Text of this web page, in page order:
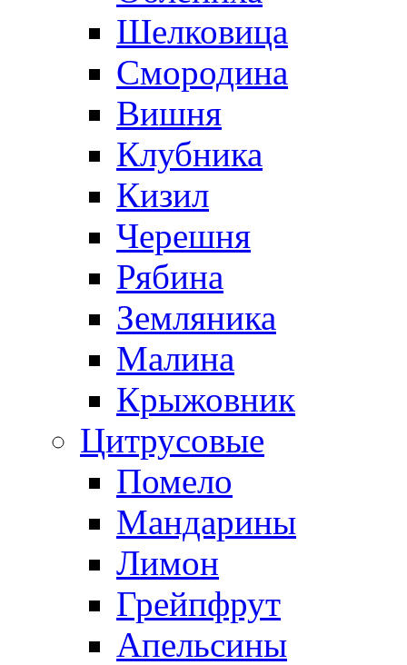
Шелковица
Смородина
Вишня
Клубника
Кизил
Черешня
Рябина
Земляника
Малина
Крыжовник
Цитрусовые
Помело
Мандарины
Лимон
Грейпфрут
Апельсины